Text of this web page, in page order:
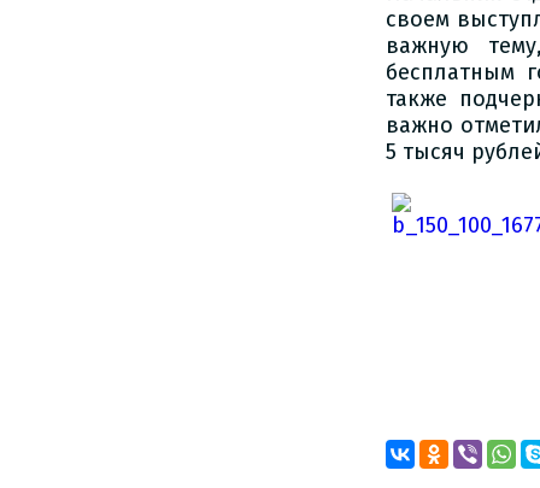
своем
важную
бесплатным
также
важно
5 тысяч